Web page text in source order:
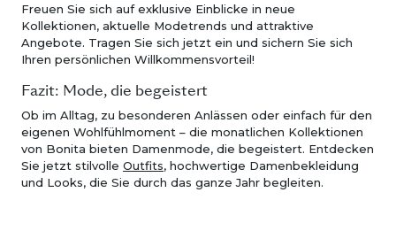
Freuen Sie sich auf exklusive Einblicke in neue
Kollektionen, aktuelle Modetrends und attraktive
Angebote. Tragen Sie sich jetzt ein und sichern Sie sich
Ihren persönlichen Willkommensvorteil!
Fazit: Mode, die begeistert
Ob im Alltag, zu besonderen Anlässen oder einfach für den
eigenen Wohlfühlmoment – die monatlichen Kollektionen
von Bonita bieten Damenmode, die begeistert. Entdecken
Sie jetzt stilvolle Outfits, hochwertige Damenbekleidung
und Looks, die Sie durch das ganze Jahr begleiten.